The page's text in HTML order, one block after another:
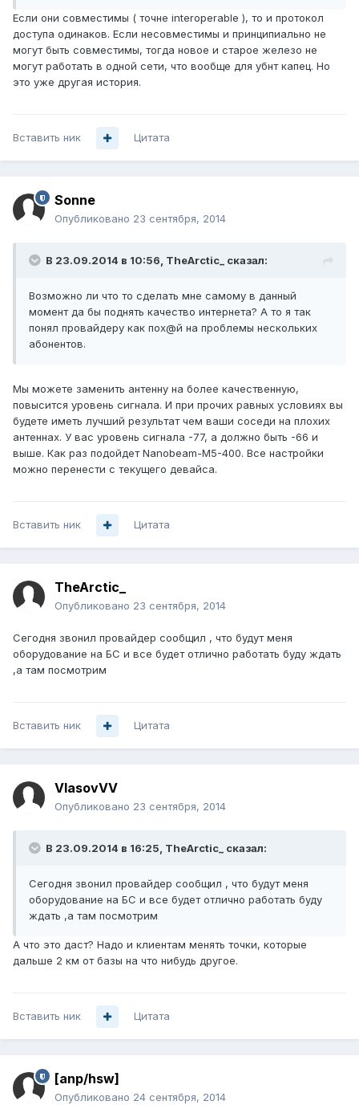
Если они совместимы ( точне interoperable ), то и протокол
доступа одинаков. Если несовместимы и принципиально не
могут быть совместимы, тогда новое и старое железо не
могут работать в одной сети, что вообще для убнт капец. Но
это уже другая история.
Вставить ник Цитата
Sonne
Опубликовано 23 сентября, 2014
В 23.09.2014 в 10:56, TheArctic_ сказал:
Возможно ли что то сделать мне самому в данный
момент да бы поднять качество интернета? А то я так
понял провайдеру как пох@й на проблемы нескольких
абонентов.
Мы можете заменить антенну на более качественную,
повысится уровень сигнала. И при прочих равных условиях вы
будете иметь лучший результат чем ваши соседи на плохих
антеннах. У вас уровень сигнала -77, а должно быть -66 и
выше. Как раз подойдет Nanobeam-M5-400. Все настройки
можно перенести с текущего девайса.
Вставить ник Цитата
TheArctic_
Опубликовано 23 сентября, 2014
Сегодня звонил провайдер сообщил , что будут меня
оборудование на БС и все будет отлично работать буду ждать
,а там посмотрим
Вставить ник Цитата
VlasovVV
Опубликовано 23 сентября, 2014
В 23.09.2014 в 16:25, TheArctic_ сказал:
Сегодня звонил провайдер сообщил , что будут меня
оборудование на БС и все будет отлично работать буду
ждать ,а там посмотрим
А что это даст? Надо и клиентам менять точки, которые
дальше 2 км от базы на что нибудь другое.
Вставить ник Цитата
[anp/hsw]
Опубликовано 24 сентября, 2014